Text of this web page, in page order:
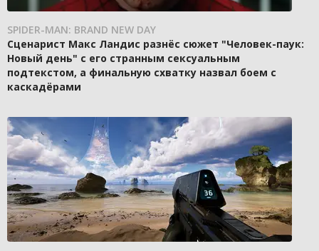
SPIDER-MAN: BRAND NEW DAY
Сценарист Макс Ландис разнёс сюжет "Человек-паук:
Новый день" с его странным сексуальным
подтекстом, а финальную схватку назвал боем с
каскадёрами